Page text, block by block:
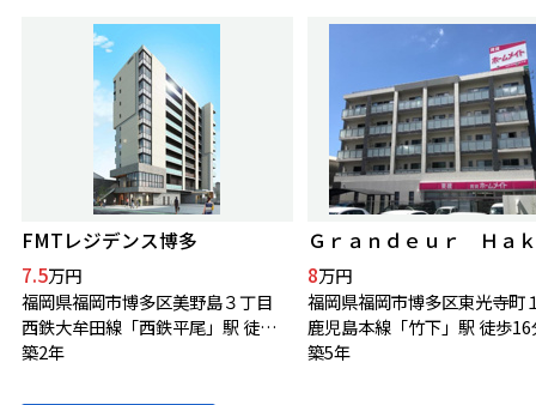
FMTレジデンス博多
7.5万円
福岡県福岡市博多区美野島３丁目
西鉄大牟田線「西鉄平尾」駅 徒歩18分
築2年
8万円
福岡県福岡市博多区東光寺町
鹿児島本線「竹下」駅 徒歩16
築5年